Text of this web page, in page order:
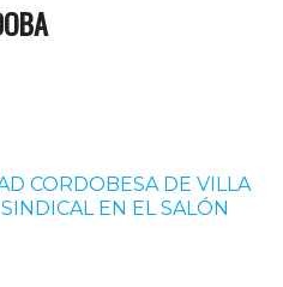
CORDOBESA DE VILLA
EN EL SALÓN